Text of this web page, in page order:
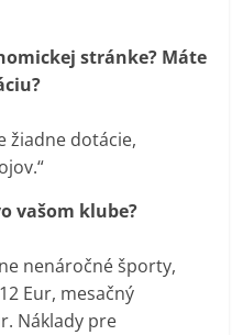
stránke? Máte
žiadne dotácie,
vašom klube?
nenáročné športy,
Eur, mesačný
Náklady pre